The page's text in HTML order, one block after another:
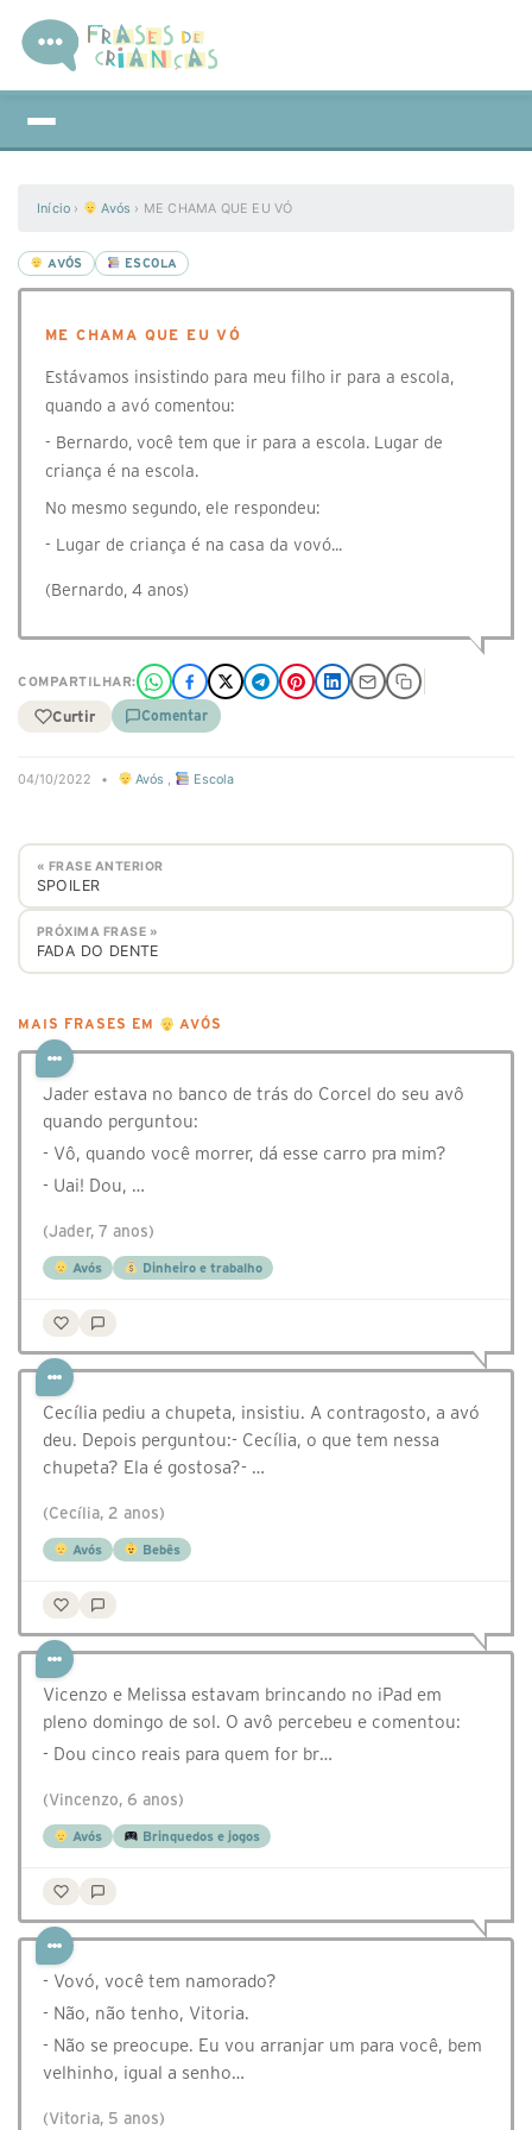
Início › Avós › ME CHAMA QUE EU VÓ
AVÓS ESCOLA
ME CHAMA QUE EU VÓ
Estávamos insistindo para meu filho ir para a escola,
quando a avó comentou:
- Bernardo, você tem que ir para a escola. Lugar de
criança é na escola.
No mesmo segundo, ele respondeu:
- Lugar de criança é na casa da vovó...
(Bernardo, 4 anos)
COMPARTILHAR:
Curtir Comentar
04/10/2022 • Avós , Escola
« FRASE ANTERIOR
SPOILER
PRÓXIMA FRASE »
FADA DO DENTE
MAIS FRASES EM AVÓS
Jader estava no banco de trás do Corcel do seu avô
quando perguntou:
- Vô, quando você morrer, dá esse carro pra mim?
- Uai! Dou, …
(Jader, 7 anos)
Avós Dinheiro e trabalho
Cecília pediu a chupeta, insistiu. A contragosto, a avó
deu. Depois perguntou:- Cecília, o que tem nessa
chupeta? Ela é gostosa?- …
(Cecília, 2 anos)
Avós Bebês
Vicenzo e Melissa estavam brincando no iPad em
pleno domingo de sol. O avô percebeu e comentou:
- Dou cinco reais para quem for br…
(Vincenzo, 6 anos)
Avós Brinquedos e jogos
- Vovó, você tem namorado?
- Não, não tenho, Vitoria.
- Não se preocupe. Eu vou arranjar um para você, bem
velhinho, igual a senho…
(Vitoria, 5 anos)